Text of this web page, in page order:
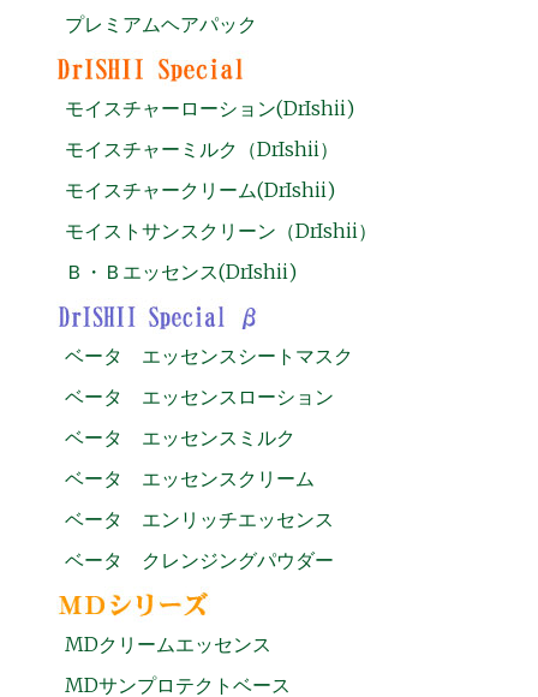
プレミアムヘアパック
モイスチャーローション(DrIshii)
モイスチャーミルク（DrIshii）
モイスチャークリーム(DrIshii)
モイストサンスクリーン（DrIshii）
Ｂ・Ｂエッセンス(DrIshii)
ベータ エッセンスシートマスク
ベータ エッセンスローション
ベータ エッセンスミルク
ベータ エッセンスクリーム
ベータ エンリッチエッセンス
ベータ クレンジングパウダー
MDクリームエッセンス
MDサンプロテクトベース